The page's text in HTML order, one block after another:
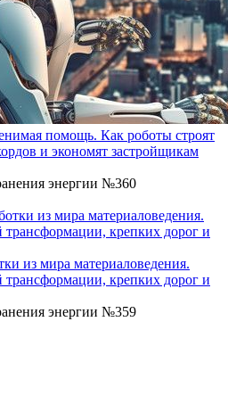
помощь. Как роботы строят
и экономят застройщикам
энергии №360
из мира материаловедения.
крепких дорог и
энергии №359